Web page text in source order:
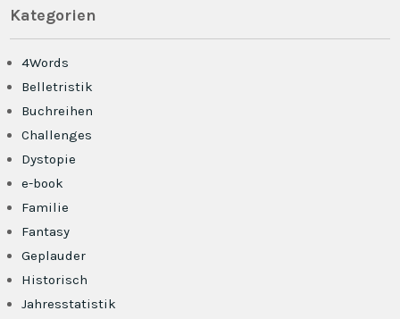
Kategorien
4Words
Belletristik
Buchreihen
Challenges
Dystopie
e-book
Familie
Fantasy
Geplauder
Historisch
Jahresstatistik